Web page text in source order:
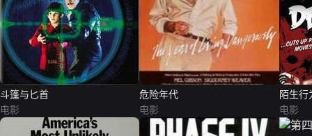
斗篷与匕首
电影
危险年代
电影
陌生行
电影